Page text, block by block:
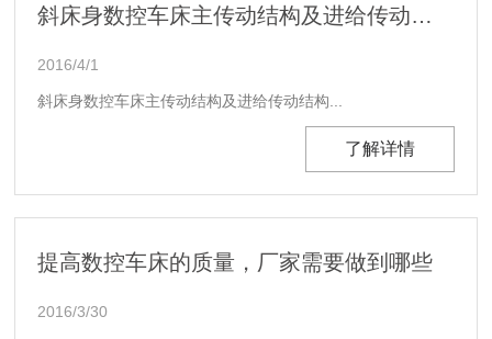
斜床身数控车床主传动结构及进给传动结构
2016/4/1
斜床身数控车床主传动结构及进给传动结构...
了解详情
提高数控车床的质量，厂家需要做到哪些
2016/3/30